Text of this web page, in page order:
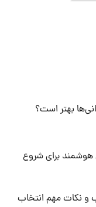
بهتر است؟
هوشمند برای شروع
و نکات مهم انتخاب